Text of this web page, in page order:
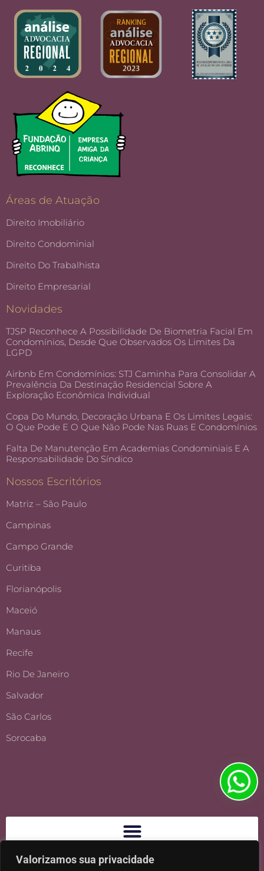
Valorizamos sua privacidade
Áreas de Atuação
Direito Imobiliário
Direito Condominial
Direito Do Trabalhista
Direito Empresarial
Novidades
TJSP Reconhece A Possibilidade De Biometria Facial Em
Condomínios, Desde Que Observados Os Limites Da
LGPD
Airbnb Em Condomínios: STJ Caminha Para Consolidar A
Prevalência Da Destinação Residencial Sobre A
Exploração Econômica Individual
Copa Do Mundo, Decoração Urbana E Os Limites Legais:
O Que Pode E O Que Não Pode Nas Ruas E Condomínios
Falta De Manutenção Em Academias Condominiais E A
Responsabilidade Do Síndico
Nossos Escritórios
Matriz – São Paulo
Campinas
Campo Grande
Curitiba
Florianópolis
Maceió
Manaus
Recife
Rio De Janeiro
Salvador
São Carlos
Sorocaba